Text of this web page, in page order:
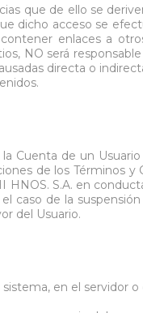
que de ello se
dicho acceso se
enlaces a
NO será
directa o
Cuenta de un
de los Términos y
S.A. en
caso de la
del Usuario.
sistema, en el servidor